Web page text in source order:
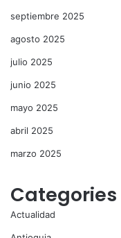
septiembre 2025
agosto 2025
julio 2025
junio 2025
mayo 2025
abril 2025
marzo 2025
Categories
Actualidad